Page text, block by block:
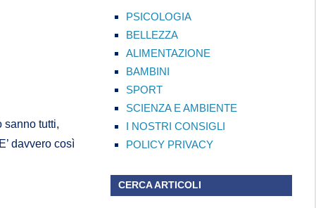
sanno tutti,
davvero così
PSICOLOGIA
BELLEZZA
ALIMENTAZIONE
BAMBINI
SPORT
SCIENZA E AMBIENTE
I NOSTRI CONSIGLI
POLICY PRIVACY
CERCA ARTICOLI